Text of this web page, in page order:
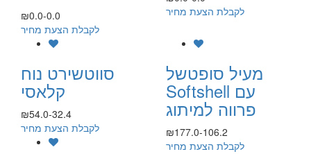
לקבלת הצעת מחיר
₪0.0-0.0
לקבלת הצעת מחיר
מעיל סופטשל
Softshell עם
פרווה למיתוג
₪177.0-106.2
לקבלת הצעת מחיר
סווטשירט נוח
קלאסי
₪54.0-32.4
לקבלת הצעת מחיר